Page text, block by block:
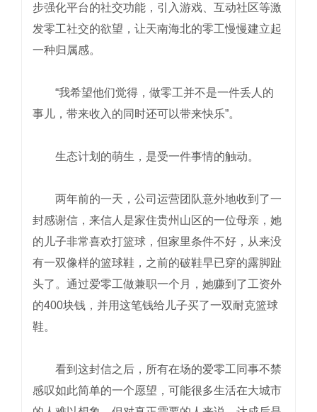
步强化平台的社交功能，引入游戏、互动社区等激
发零工社交的欲望，让天南海北的零工慢慢建立起
一种归属感。
“我希望他们觉得，做零工并不是一件丢人的
事儿，带来收入的同时还可以带来快乐”。
生态计划的萌生，是受一件事情的触动。
两年前的一天，公司运营团队意外地收到了一
封感谢信，来信人是家住贵州山区的一位母亲，她
的儿子非常喜欢打篮球，但家里条件不好，从来没
有一双像样的篮球鞋，之前的破鞋早已穿的露脚趾
头了。通过爱零工做兼职一个月，她赚到了工资外
的400块钱，并用这笔钱给儿子买了一双耐克篮球
鞋。
看到这封信之后，所有在场的爱零工同事不禁
感叹如此简单的一个愿望，可能很多生活在大城市